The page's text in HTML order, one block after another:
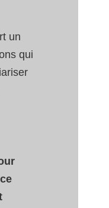
un
qui